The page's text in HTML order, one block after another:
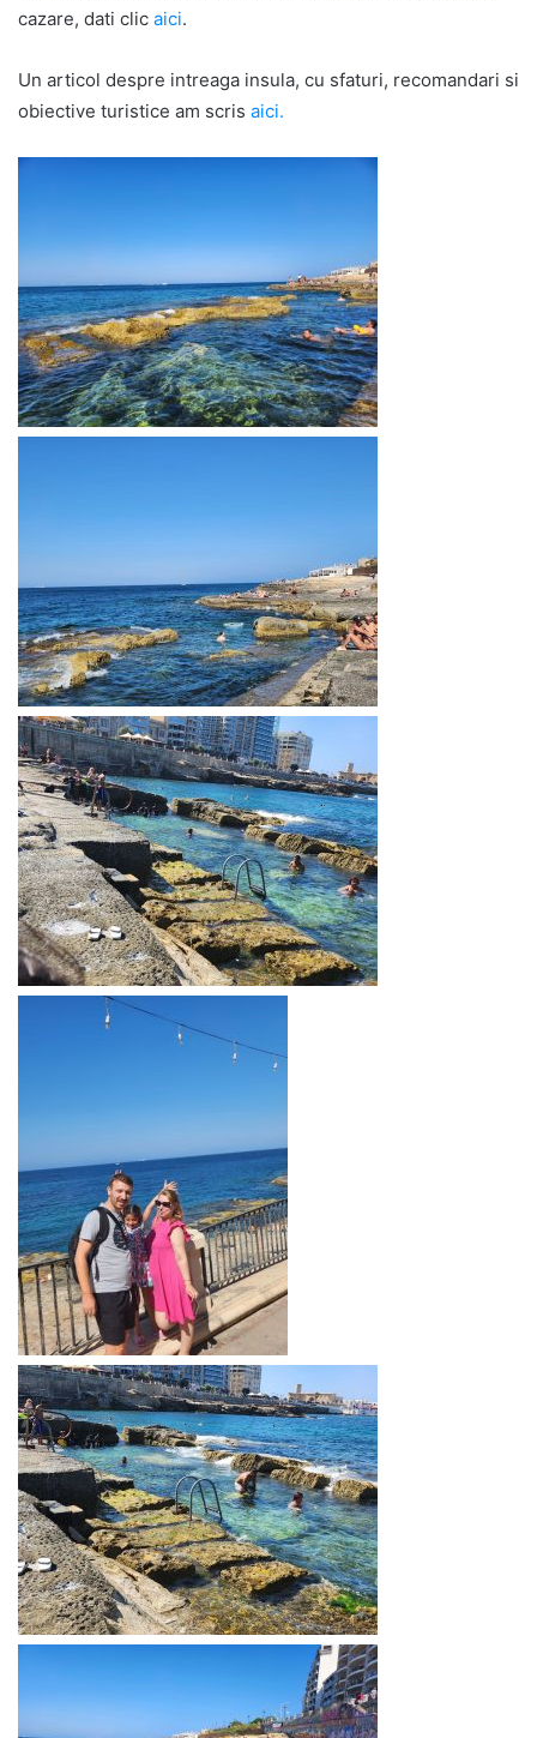
cazare, dati clic aici.
Un articol despre intreaga insula, cu sfaturi, recomandari si
obiective turistice am scris aici.